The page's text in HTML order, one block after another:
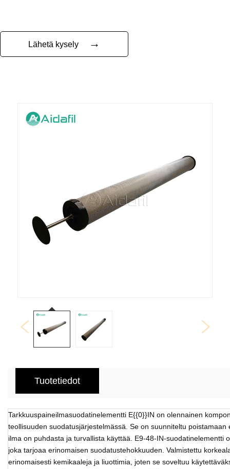
Lähetä kysely →
Tuotetiedot
Tarkkuuspaineilmasuodatinelementti E{{0}}IN on olennainen
teollisuuden suodatusjärjestelmässä. Se on suunniteltu
ilma on puhdasta ja turvallista käyttää. E9-48-IN-suodatinelementti
joka tarjoaa erinomaisen suodatustehokkuuden. Valmistettu
erinomaisesti kemikaaleja ja liuottimia, joten se soveltuu